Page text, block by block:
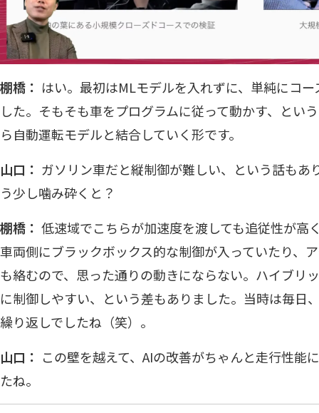
棚橋： はい。最初はMLモデルを入れずに、単純にコ
した。そもそも車をプログラムに従って動かす、とい
ら自動運転モデルと結合していく形です。
山口： ガソリン車だと縦制御が難しい、という話もあ
う少し噛み砕くと？
棚橋： 低速域でこちらが加速度を渡しても追従性が高
車両側にブラックボックス的な制御が入っていたり、
も絡むので、思った通りの動きにならない。ハイブリ
に制御しやすい、という差もありました。当時は毎日
繰り返しでしたね（笑）。
山口： この壁を越えて、AIの改善がちゃんと走行性能
たね。